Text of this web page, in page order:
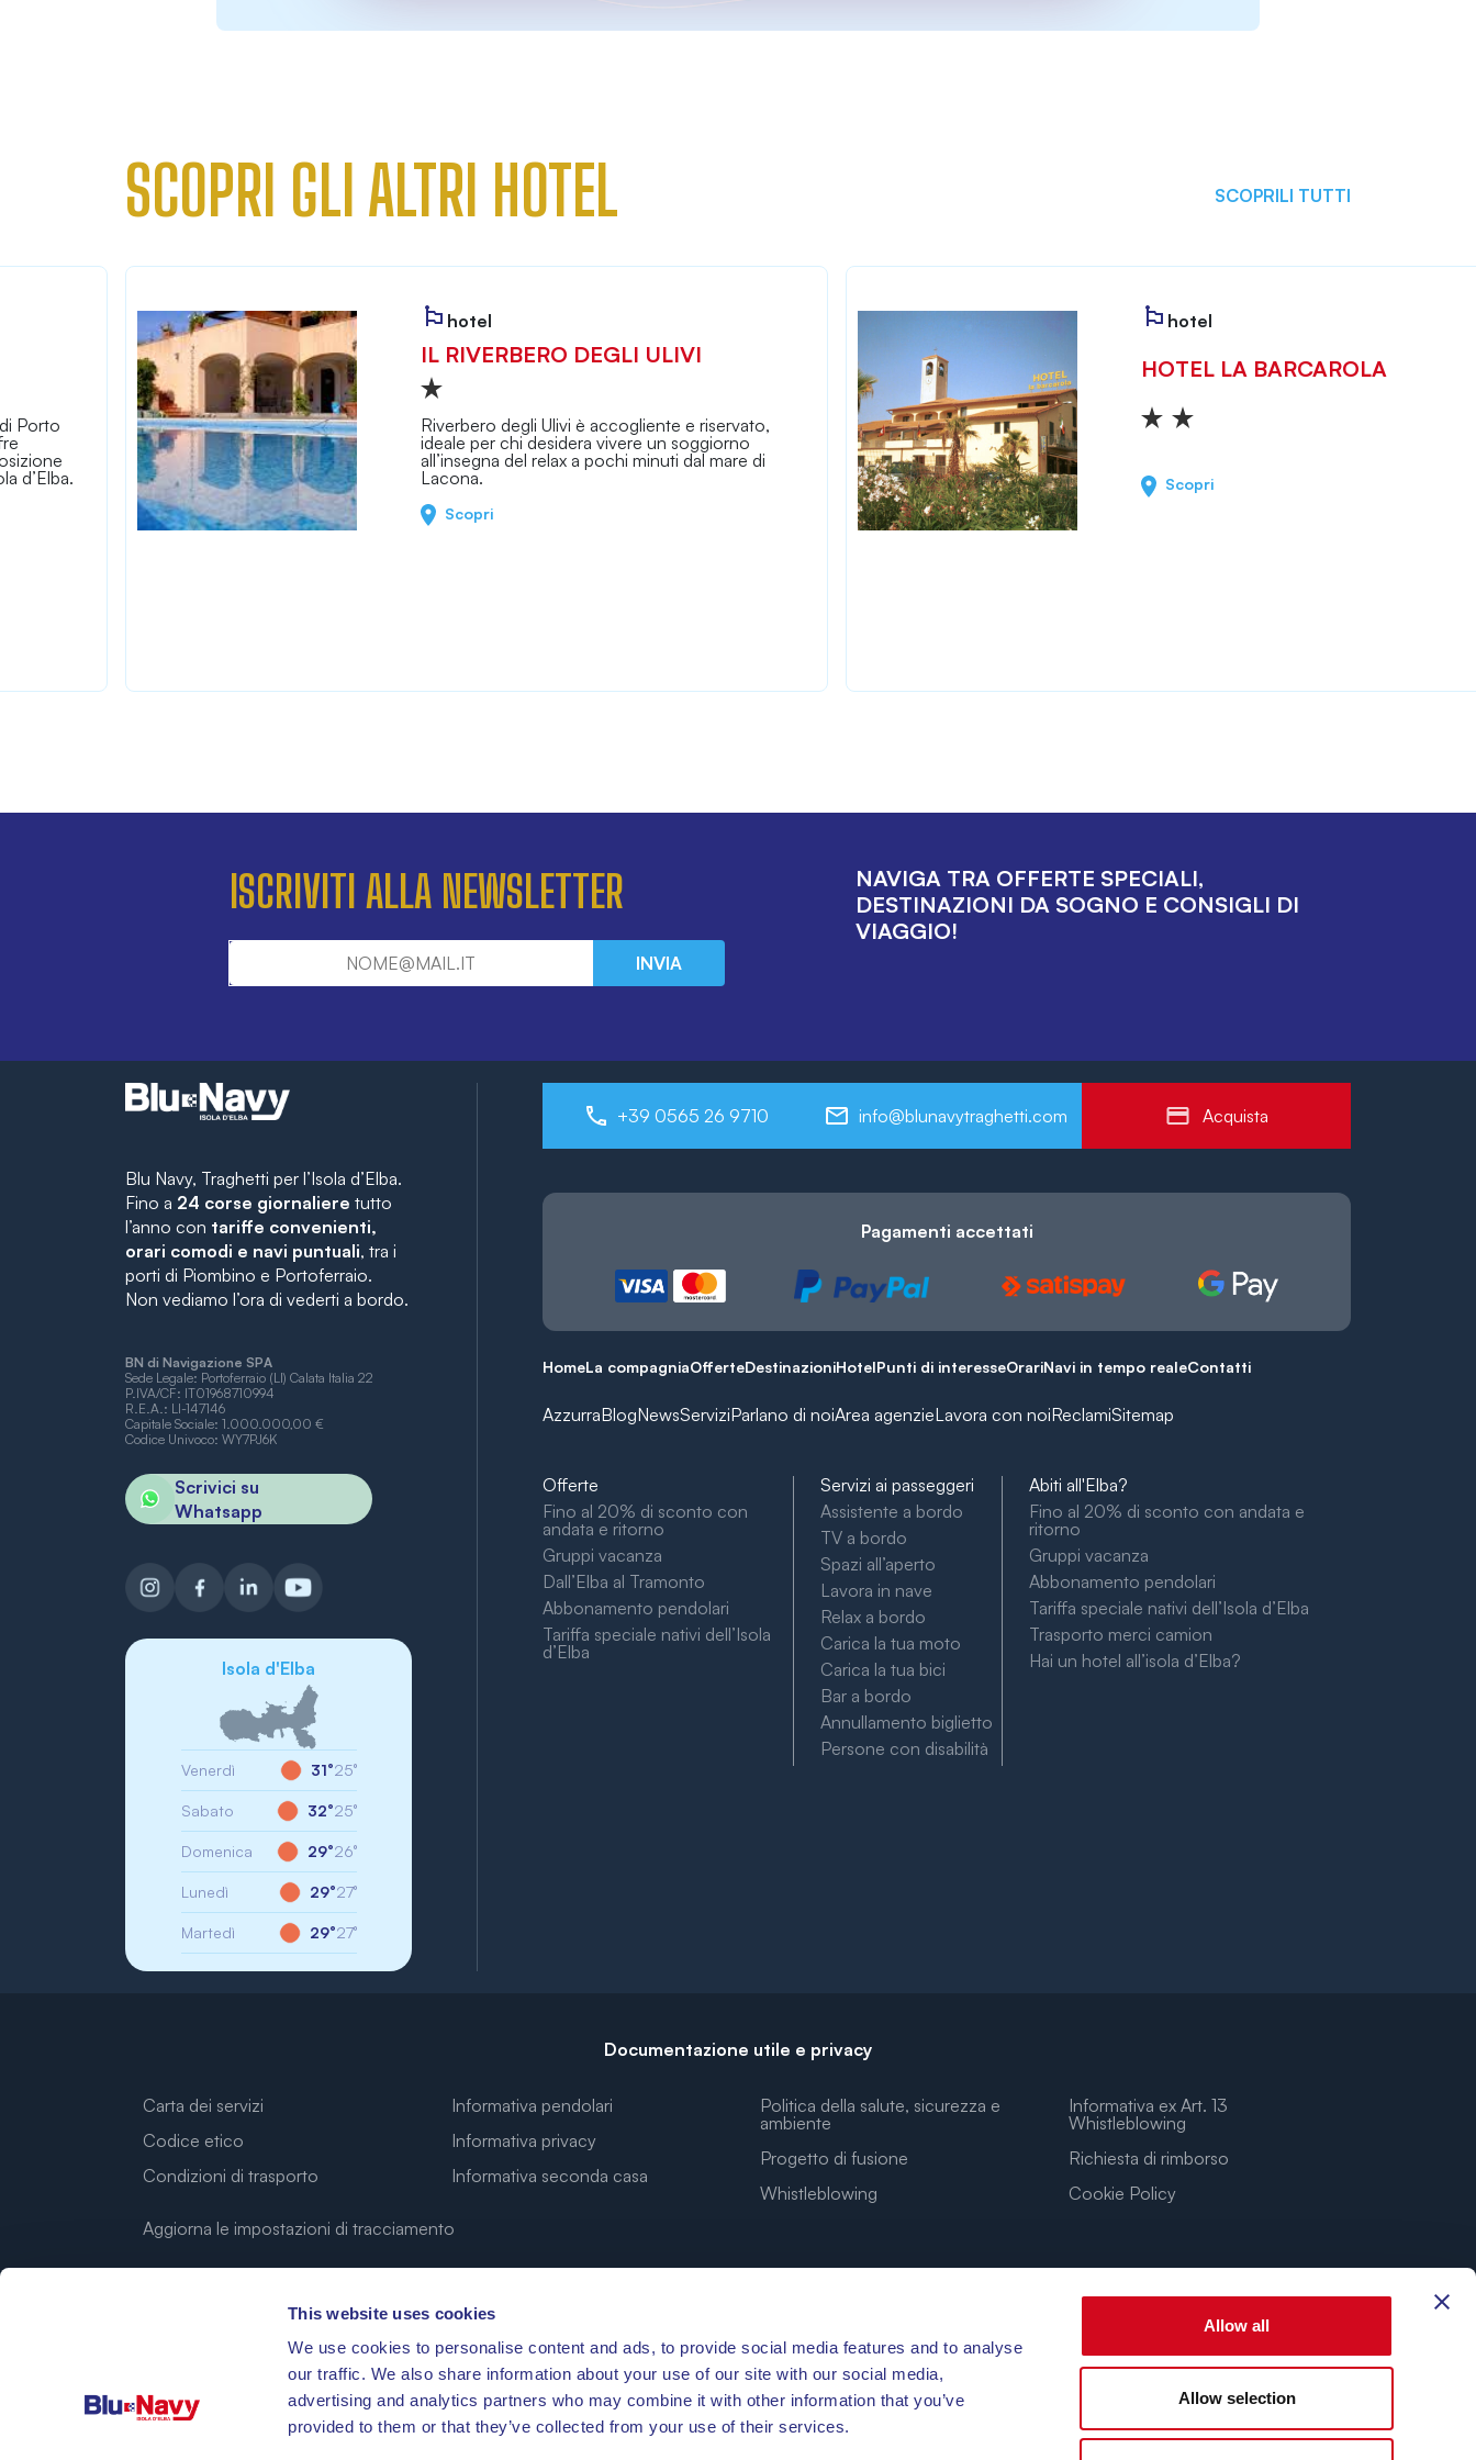
This website uses cookies
We use cookies to personalise content and ads, to provide social media features and to analyse
our traffic. We also share information about your use of our site with our social media,
advertising and analytics partners who may combine it with other information that you’ve
provided to them or that they’ve collected from your use of their services.
Allow all
Allow selection
SCOPRI GLI ALTRI HOTEL SCOPRILI TUTTI
Porto
d’Elba.
hotel
IL RIVERBERO DEGLI ULIVI
Riverbero degli Ulivi è accogliente e riservato,
ideale per chi desidera vivere un soggiorno
all’insegna del relax a pochi minuti dal mare di
Lacona.
Scopri
hotel
HOTEL LA BARCAROLA
Scopri
ISCRIVITI ALLA NEWSLETTER
INVIA
NAVIGA TRA OFFERTE SPECIALI,
DESTINAZIONI DA SOGNO E CONSIGLI DI
VIAGGIO!
Blu Navy, Traghetti per l’Isola d’Elba.
Fino a 24 corse giornaliere tutto
l’anno con tariffe convenienti,
orari comodi e navi puntuali, tra i
porti di Piombino e Portoferraio.
Non vediamo l’ora di vederti a bordo.
BN di Navigazione SPA
Sede Legale: Portoferraio (LI) Calata Italia 22
P.IVA/CF: IT01968710994
R.E.A.: LI-147146
Capitale Sociale: 1.000.000,00 €
Codice Univoco: WY7PJ6K
Scrivici su
Whatsapp
Isola d'Elba
Venerdì 31°25°
Sabato 32°25°
Domenica 29°26°
Lunedì 29°27°
Martedì 29°27°
+39 0565 26 9710 info@blunavytraghetti.com Acquista
Pagamenti accettati
HomeLa compagniaOfferteDestinazioniHotelPunti di interesseOrariNavi in tempo realeContatti
AzzurraBlogNewsServiziParlano di noiArea agenzieLavora con noiReclamiSitemap
Offerte
Fino al 20% di sconto con
andata e ritorno
Gruppi vacanza
Dall’Elba al Tramonto
Abbonamento pendolari
Tariffa speciale nativi dell’Isola
d’Elba
Servizi ai passeggeri
Assistente a bordo
TV a bordo
Spazi all’aperto
Lavora in nave
Relax a bordo
Carica la tua moto
Carica la tua bici
Bar a bordo
Annullamento biglietto
Persone con disabilità
Abiti all'Elba?
Fino al 20% di sconto con andata e
ritorno
Gruppi vacanza
Abbonamento pendolari
Tariffa speciale nativi dell’Isola d’Elba
Trasporto merci camion
Hai un hotel all’isola d’Elba?
Documentazione utile e privacy
Carta dei servizi
Codice etico
Condizioni di trasporto
Informativa pendolari
Informativa privacy
Informativa seconda casa
Politica della salute, sicurezza e
ambiente
Progetto di fusione
Whistleblowing
Informativa ex Art. 13
Whistleblowing
Richiesta di rimborso
Cookie Policy
Aggiorna le impostazioni di tracciamento
LE COORDINATE PER I TUOI SOGNI